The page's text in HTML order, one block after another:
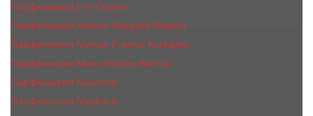
Парфюмерия Les Contes
Парфюмерия Maison Margiela Replica
Парфюмерия Maison Francis Kurkdjian
Парфюмерия Marc-Antoine Barrois
Парфюмерия Mancera
Парфюмерия Maybach